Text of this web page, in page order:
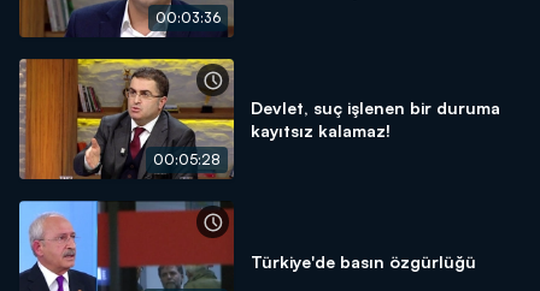
00:03:36
00:05:28
Devlet, suç işlenen bir duruma
kayıtsız kalamaz!
Türkiye'de basın özgürlüğü